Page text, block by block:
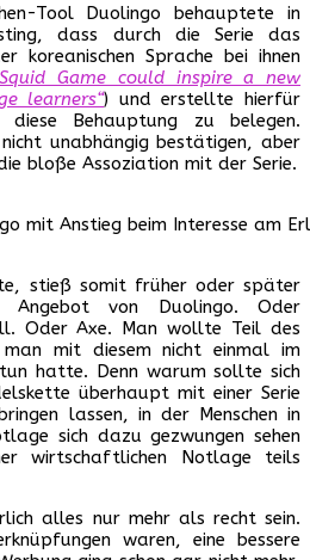
Tool Duolingo behauptete in
dass durch die Serie das
koreanischen Sprache bei ihnen
Game could inspire a new
learners“) und erstellte hierfür
Behauptung zu belegen.
unabhängig bestätigen, aber
bloße Assoziation mit der Serie.
mit Anstieg beim Interesse am
stieß somit früher oder später
Angebot von Duolingo. Oder
Oder Axe. Man wollte Teil des
mit diesem nicht einmal im
hatte. Denn warum sollte sich
überhaupt mit einer Serie
lassen, in der Menschen in
sich dazu gezwungen sehen
wirtschaftlichen Notlage teils
alles nur mehr als recht sein.
waren, eine bessere